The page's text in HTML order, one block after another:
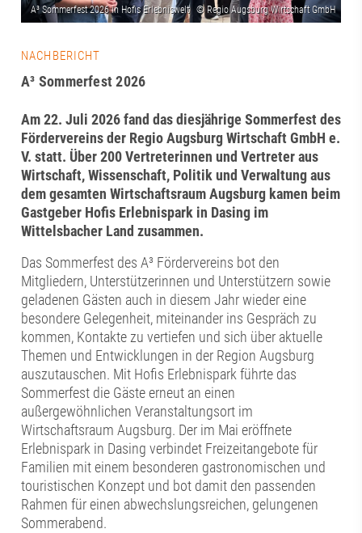
NACHBERICHT
A³ Sommerfest 2026
Am 22. Juli 2026 fand das diesjährige Sommerfest des
Fördervereins der Regio Augsburg Wirtschaft GmbH e.
V. statt. Über 200 Vertreterinnen und Vertreter aus
Wirtschaft, Wissenschaft, Politik und Verwaltung aus
dem gesamten Wirtschaftsraum Augsburg kamen beim
Gastgeber Hofis Erlebnispark in Dasing im
Wittelsbacher Land zusammen.
Das Sommerfest des A³ Fördervereins bot den
Mitgliedern, Unterstützerinnen und Unterstützern sowie
geladenen Gästen auch in diesem Jahr wieder eine
besondere Gelegenheit, miteinander ins Gespräch zu
kommen, Kontakte zu vertiefen und sich über aktuelle
Themen und Entwicklungen in der Region Augsburg
auszutauschen. Mit Hofis Erlebnispark führte das
Sommerfest die Gäste erneut an einen
außergewöhnlichen Veranstaltungsort im
Wirtschaftsraum Augsburg. Der im Mai eröffnete
Erlebnispark in Dasing verbindet Freizeitangebote für
Familien mit einem besonderen gastronomischen und
touristischen Konzept und bot damit den passenden
Rahmen für einen abwechslungsreichen, gelungenen
Sommerabend.